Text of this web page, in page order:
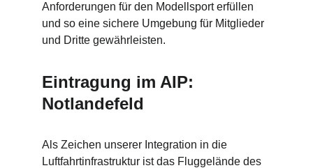
Anforderungen für den Modellsport erfüllen
und so eine sichere Umgebung für Mitglieder
und Dritte gewährleisten.
Eintragung im AIP:
Notlandefeld
Als Zeichen unserer Integration in die
Luftfahrtinfrastruktur ist das Fluggelände des